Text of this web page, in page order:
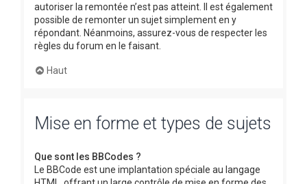
autoriser la remontée n’est pas atteint. Il est également
possible de remonter un sujet simplement en y
répondant. Néanmoins, assurez-vous de respecter les
règles du forum en le faisant.
Haut
Mise en forme et types de sujets
Que sont les BBCodes ?
Le BBCode est une implantation spéciale au langage